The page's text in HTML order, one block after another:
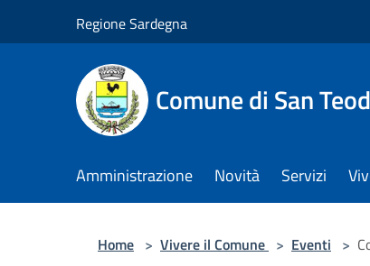
Regione Sardegna
Comune di San
Amministrazione Novità Servizi
Home > Vivere il Comune > Eventi >